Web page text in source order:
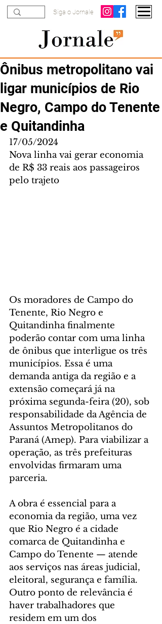
Siga o Jornale
Ônibus metropolitano vai
ligar municípios de Rio
Negro, Campo do Tenente
e Quitandinha
17/05/2024
Nova linha vai gerar economia
de R$ 33 reais aos passageiros
pelo trajeto
Os moradores de Campo do
Tenente, Rio Negro e
Quitandinha finalmente
poderão contar com uma linha
de ônibus que interligue os três
municípios. Essa é uma
demanda antiga da região e a
extensão começará já na
próxima segunda-feira (20), sob
responsabilidade da Agência de
Assuntos Metropolitanos do
Paraná (Amep). Para viabilizar a
operação, as três prefeituras
envolvidas firmaram uma
parceria.
A obra é essencial para a
economia da região, uma vez
que Rio Negro é a cidade
comarca de Quitandinha e
Campo do Tenente — atende
aos serviços nas áreas judicial,
eleitoral, segurança e família.
Outro ponto de relevância é
haver trabalhadores que
residem em um dos